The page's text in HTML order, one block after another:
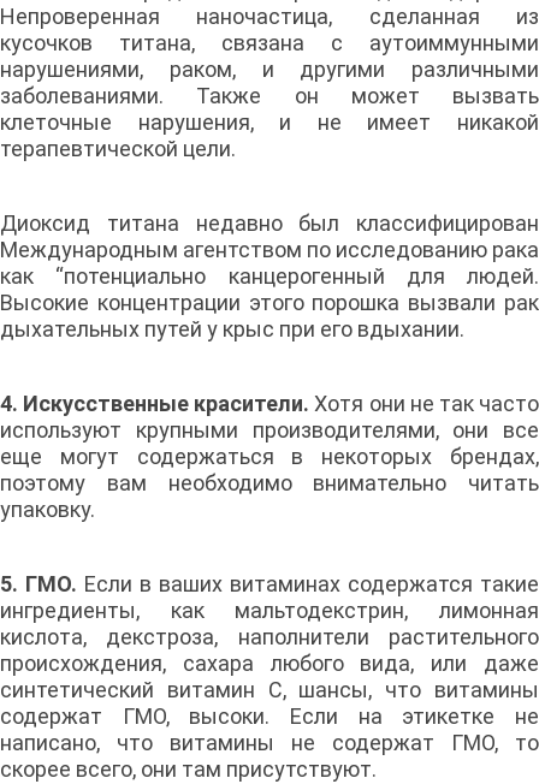
Непроверенная наночастица, сделанная из
кусочков титана, связана с аутоиммунными
нарушениями, раком, и другими различными
заболеваниями. Также он может вызвать
клеточные нарушения, и не имеет никакой
терапевтической цели.
Диоксид титана недавно был классифицирован
Международным агентством по исследованию рака
как “потенциально канцерогенный для людей.
Высокие концентрации этого порошка вызвали рак
дыхательных путей у крыс при его вдыхании.
4. Искусственные красители. Хотя они не так часто
используют крупными производителями, они все
еще могут содержаться в некоторых брендах,
поэтому вам необходимо внимательно читать
упаковку.
5. ГМО. Если в ваших витаминах содержатся такие
ингредиенты, как мальтодекстрин, лимонная
кислота, декстроза, наполнители растительного
происхождения, сахара любого вида, или даже
синтетический витамин С, шансы, что витамины
содержат ГМО, высоки. Если на этикетке не
написано, что витамины не содержат ГМО, то
скорее всего, они там присутствуют.